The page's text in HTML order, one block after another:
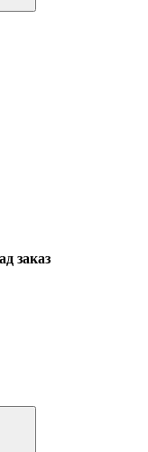
заказ